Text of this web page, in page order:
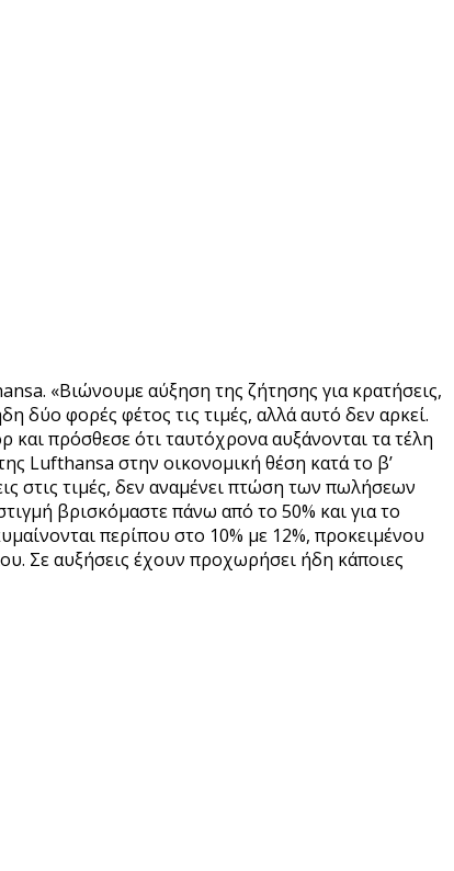
«Βιώνουμε αύξηση της ζήτησης για κρατήσεις,
δύο φορές φέτος τις τιμές, αλλά αυτό δεν αρκεί.
πρόσθεσε ότι ταυτόχρονα αυξάνονται τα τέλη
Lufthansa στην οικονομική θέση κατά το β’
στις τιμές, δεν αναμένει πτώση των πωλήσεων
βρισκόμαστε πάνω από το 50% και για το
περίπου στο 10% με 12%, προκειμένου
Σε αυξήσεις έχουν προχωρήσει ήδη κάποιες